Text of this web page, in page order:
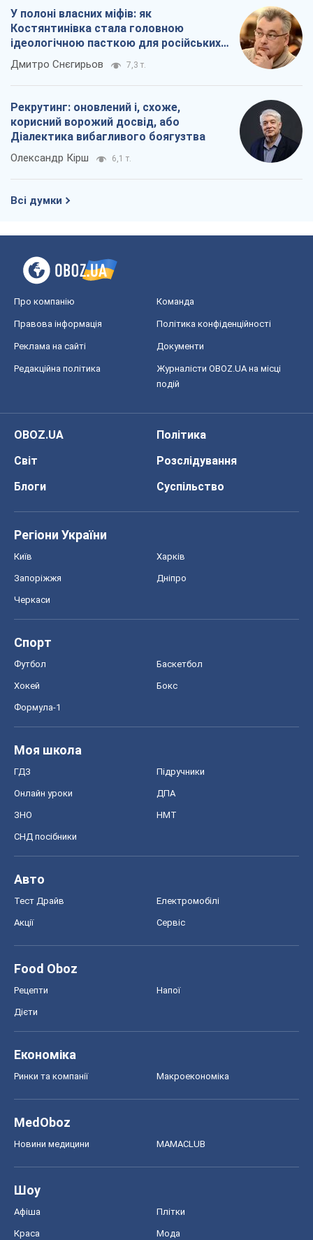
У полоні власних міфів: як
Костянтинівка стала головною
ідеологічною пасткою для російських
окупантів
Дмитро Снєгирьов 7,3 т.
Рекрутинг: оновлений і, схоже,
корисний ворожий досвід, або
Діалектика вибагливого боягузтва
Олександр Кірш 6,1 т.
Всі думки
Про компанію Команда
Правова інформація Політика конфіденційності
Реклама на сайті Документи
Редакційна політика
Журналісти OBOZ.UA на місці
подій
OBOZ.UA
Політика
Світ
Розслідування
Блоги
Суспільство
Регіони України
Київ Харків
Запоріжжя Дніпро
Черкаси
Спорт
Футбол Баскетбол
Хокей Бокс
Формула-1
Моя школа
ГДЗ Підручники
Онлайн уроки ДПА
ЗНО НМТ
СНД посібники
Авто
Тест Драйв Електромобілі
Акції Сервіс
Food Oboz
Рецепти Напої
Дієти
Економіка
Ринки та компанії Макроекономіка
MedOboz
Новини медицини MAMACLUB
Шоу
Афіша Плітки
Краса Мода